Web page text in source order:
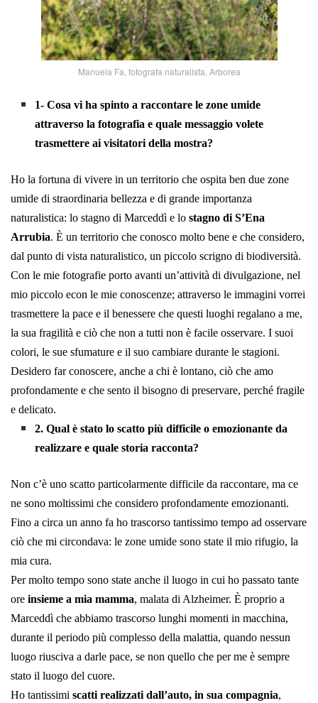
Manuela Fa, fotografa naturalista. Arborea
1- Cosa vi ha spinto a raccontare le zone umide
attraverso la fotografia e quale messaggio volete
trasmettere ai visitatori della mostra?
Ho la fortuna di vivere in un territorio che ospita ben due zone
umide di straordinaria bellezza e di grande importanza
naturalistica: lo stagno di Marceddì e lo stagno di S’Ena
Arrubia. È un territorio che conosco molto bene e che considero,
dal punto di vista naturalistico, un piccolo scrigno di biodiversità.
Con le mie fotografie porto avanti un’attività di divulgazione, nel
mio piccolo econ le mie conoscenze; attraverso le immagini vorrei
trasmettere la pace e il benessere che questi luoghi regalano a me,
la sua fragilità e ciò che non a tutti non è facile osservare. I suoi
colori, le sue sfumature e il suo cambiare durante le stagioni.
Desidero far conoscere, anche a chi è lontano, ciò che amo
profondamente e che sento il bisogno di preservare, perché fragile
e delicato.
2. Qual è stato lo scatto più difficile o emozionante da
realizzare e quale storia racconta?
Non c’è uno scatto particolarmente difficile da raccontare, ma ce
ne sono moltissimi che considero profondamente emozionanti.
Fino a circa un anno fa ho trascorso tantissimo tempo ad osservare
ciò che mi circondava: le zone umide sono state il mio rifugio, la
mia cura.
Per molto tempo sono state anche il luogo in cui ho passato tante
ore insieme a mia mamma, malata di Alzheimer. È proprio a
Marceddì che abbiamo trascorso lunghi momenti in macchina,
durante il periodo più complesso della malattia, quando nessun
luogo riusciva a darle pace, se non quello che per me è sempre
stato il luogo del cuore.
Ho tantissimi scatti realizzati dall’auto, in sua compagnia,